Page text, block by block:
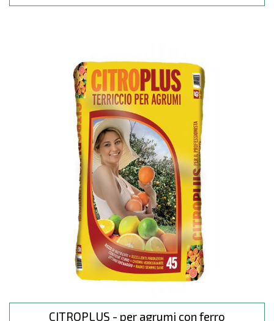
CITROPLUS - per agrumi con ferro